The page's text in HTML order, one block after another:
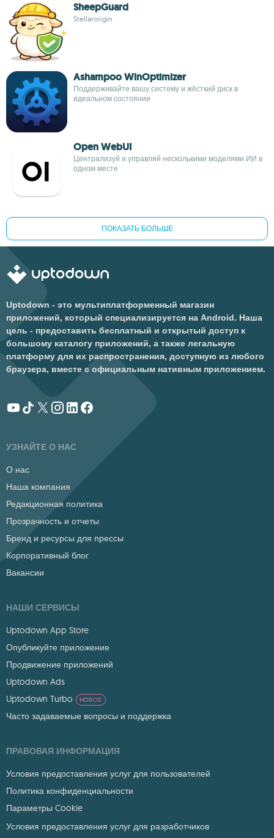
SheepGuard
Stellarorigin
Ashampoo WinOptimizer
Поддерживайте вашу систему и жёсткий диск в
идеальном состоянии
Open WebUI
Централизуй и управляй несколькими моделями ИИ в
одном месте
ПОКАЗАТЬ БОЛЬШЕ
Uptodown - это мультиплатформенный магазин
приложений, который специализируется на Android. Наша
цель - предоставить бесплатный и открытый доступ к
большому каталогу приложений, а также легальную
платформу для их распространения, доступную из любого
браузера, вместе с официальным нативным приложением.
УЗНАЙТЕ О НАС
О нас
Наша компания
Редакционная политика
Прозрачность и отчеты
Бренд и ресурсы для прессы
Корпоративный блог
Вакансии
НАШИ СЕРВИСЫ
Uptodown App Store
Опубликуйте приложение
Продвижение приложений
Uptodown Ads
Uptodown Turbo
НОВОЕ
Часто задаваемые вопросы и поддержка
ПРАВОВАЯ ИНФОРМАЦИЯ
Условия предоставления услуг для пользователей
Политика конфиденциальности
Параметры Cookie
Условия предоставления услуг для разработчиков